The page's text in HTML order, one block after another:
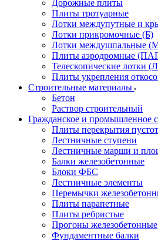
Дорожные плиты
Плиты тротуарные
Лотки междупутные и
Лотки прикромочные (Б)
Лотки междушпальные
Плиты аэродромные
Телескопические лотки
Плиты укрепления
Строительные материалы
Бетон
Раствор строительный
Гражданское и промышленное
Плиты перекрытия
Лестничные ступени
Лестничные марши и
Балки железобетонные
Блоки ФБС
Лестничные элементы
Перемычки
Плиты парапетные
Плиты ребристые
Прогоны железобетонные
Фундаментные балки